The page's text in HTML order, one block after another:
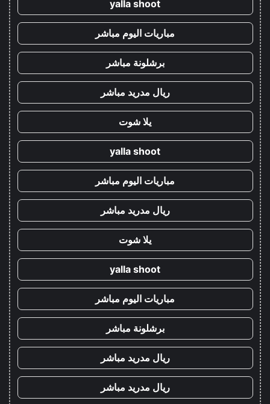
yalla shoot
مباريات اليوم مباشر
برشلونة مباشر
ريال مدريد مباشر
يلا شوت
yalla shoot
مباريات اليوم مباشر
ريال مدريد مباشر
يلا شوت
yalla shoot
مباريات اليوم مباشر
برشلونة مباشر
ريال مدريد مباشر
ريال مدريد مباشر